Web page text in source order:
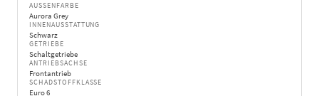
AUSSENFARBE
Aurora Grey
INNENAUSSTATTUNG
Schwarz
GETRIEBE
Schaltgetriebe
ANTRIEBSACHSE
Frontantrieb
SCHADSTOFFKLASSE
Euro 6